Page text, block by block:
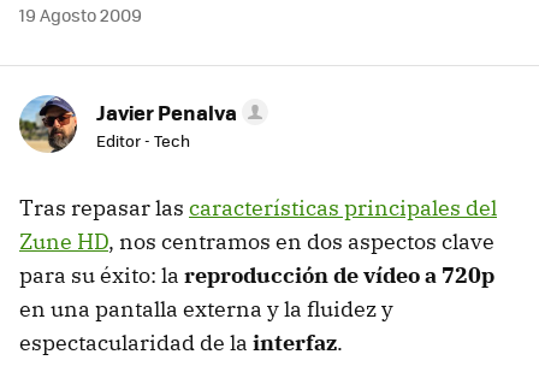
19 Agosto 2009
Javier Penalva
Editor - Tech
Tras repasar las características principales del
Zune HD, nos centramos en dos aspectos clave
para su éxito: la reproducción de vídeo a 720p
en una pantalla externa y la fluidez y
espectacularidad de la interfaz.